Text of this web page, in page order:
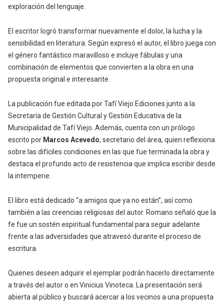
exploración del lenguaje.
El escritor logró transformar nuevamente el dolor, la lucha y la
sensibilidad en literatura. Según expresó el autor, el libro juega con
el género fantástico maravilloso e incluye fábulas y una
combinación de elementos que convierten a la obra en una
propuesta original e interesante.
La publicación fue editada por Tafí Viejo Ediciones junto a la
Secretaría de Gestión Cultural y Gestión Educativa de la
Municipalidad de Tafí Viejo. Además, cuenta con un prólogo
escrito por Marcos Acevedo, secretario del área, quien reflexiona
sobre las difíciles condiciones en las que fue terminada la obra y
destaca el profundo acto de resistencia que implica escribir desde
la intemperie.
El libro está dedicado “a amigos que ya no están”, así como
también a las creencias religiosas del autor. Romano señaló que la
fe fue un sostén espiritual fundamental para seguir adelante
frente a las adversidades que atravesó durante el proceso de
escritura.
Quienes deseen adquirir el ejemplar podrán hacerlo directamente
a través del autor o en Vinicius Vinoteca. La presentación será
abierta al público y buscará acercar a los vecinos a una propuesta